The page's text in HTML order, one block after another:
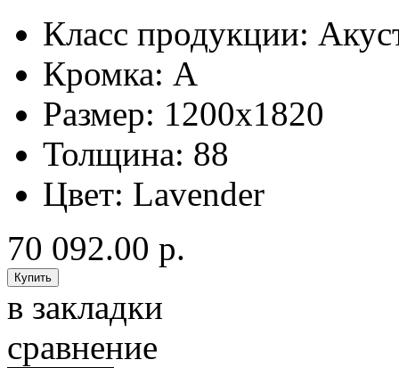
Класс продукции:
Кромка: A
Размер: 1200x1820
Толщина: 88
Цвет: Lavender
70 092.00 р.
в закладки
сравнение